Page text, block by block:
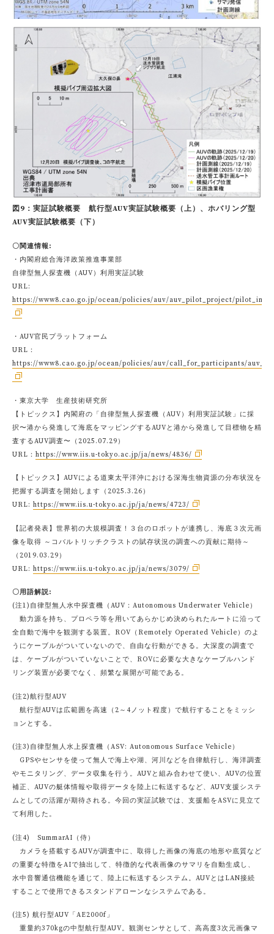
図9：実証試験概要 航行型AUV実証試験概要（上）、ホバリング型
AUV実証試験概要（下）
〇関連情報:
・内閣府総合海洋政策推進事業部
自律型無人探査機（AUV）利用実証試験
URL:
https://www8.cao.go.jp/ocean/policies/auv/auv_pilot_project/
・AUV官民プラットフォーム
URL：
https://www8.cao.go.jp/ocean/policies/auv/call_for_participants/
・東京大学 生産技術研究所
【トピックス】内閣府の「自律型無人探査機（AUV）利用実証試験」に採
択〜港から発進して海底をマッピングするAUVと港から発進して目標物を精
査するAUV調査〜（2025.07.29）
URL： https://www.iis.u-tokyo.ac.jp/ja/news/4836/
【トピックス】AUVによる道東太平洋沖における深海生物資源の分布状況を
把握する調査を開始します（2025.3.26）
URL: https://www.iis.u-tokyo.ac.jp/ja/news/4723/
【記者発表】世界初の大規模調査！３台のロボットが連携し、海底３次元画
像を取得 ～コバルトリッチクラストの賦存状況の調査への貢献に期待～
（2019.03.29）
URL: https://www.iis.u-tokyo.ac.jp/ja/news/3079/
〇用語解説:
(注1)自律型無人水中探査機（AUV：Autonomous Underwater Vehicle）
動力源を持ち、プロペラ等を用いてあらかじめ決められたルートに沿って
全自動で海中を観測する装置。ROV（Remotely Operated Vehicle）のよ
うにケーブルがついていないので、自由な行動ができる。大深度の調査で
は、ケーブルがついていないことで、ROVに必要な大きなケーブルハンド
リング装置が必要でなく、頻繁な展開が可能である。
(注2)航行型AUV
航行型AUVは広範囲を高速（2～4ノット程度）で航行することをミッシ
ョンとする。
(注3)自律型無人水上探査機（ASV: Autonomous Surface Vehicle）
GPSやセンサを使って無人で海上や湖、河川などを自律航行し、海洋調査
やモニタリング、データ収集を行う。AUVと組み合わせて使い、AUVの位置
補正、AUVの艇体情報や取得データを陸上に転送するなど、AUV支援システ
ムとしての活躍が期待される。今回の実証試験では、支援船をASVに見立て
て利用した。
(注4) SummarAI（侍）
カメラを搭載するAUVが調査中に、取得した画像の海底の地形や底質など
の重要な特徴をAIで抽出して、特徴的な代表画像のサマリを自動生成し、
水中音響通信機能を通じて、陸上に転送するシステム。AUVとはLAN接続
することで使用できるスタンドアローンなシステムである。
(注5) 航行型AUV「AE2000f」
重量約370kgの中型航行型AUV。観測センサとして、高高度3次元画像マ